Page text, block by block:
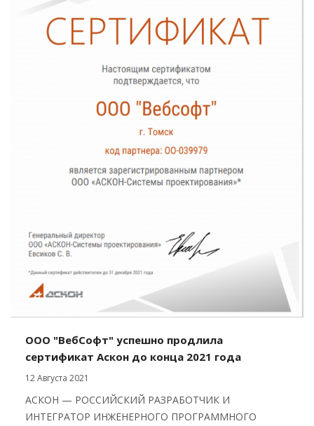
ООО "ВебСофт" успешно продлила
сертификат Аскон до конца 2021 года
12 Августа 2021
АСКОН — РОССИЙСКИЙ РАЗРАБОТЧИК И
ИНТЕГРАТОР ИНЖЕНЕРНОГО ПРОГРАММНОГО